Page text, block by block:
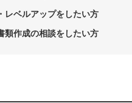
レベルアップをしたい方
類作成の相談をしたい方